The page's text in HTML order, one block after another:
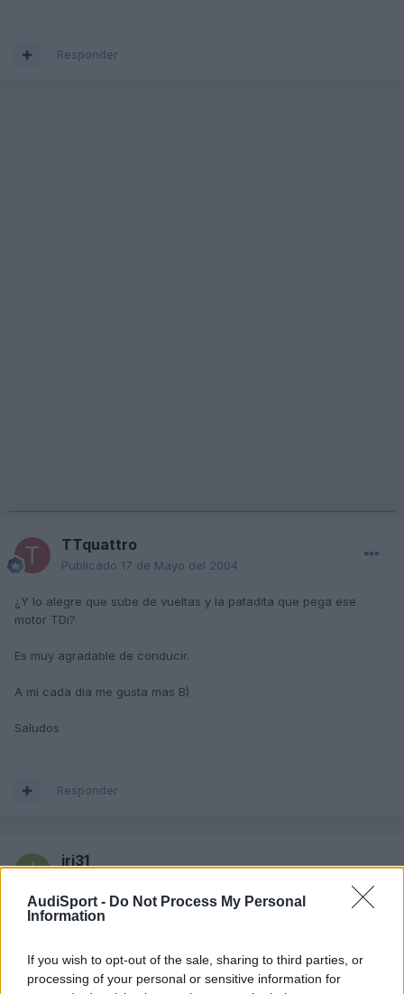
AudiSport - Do Not Process My Personal
Information
If you wish to opt-out of the sale, sharing to third parties, or
processing of your personal or sensitive information for
Responder
TTquattro
Publicado 17 de Mayo del 2004
¿Y lo alegre que sube de vueltas y la patadita que pega ese
motor TDi?
Es muy agradable de conducir.
A mi cada día me gusta mas B)
Saludos
Responder
iri31
A mi me lo han dejado esta mañana mientras espero mi A4...
Es cachondo conducirlo!!